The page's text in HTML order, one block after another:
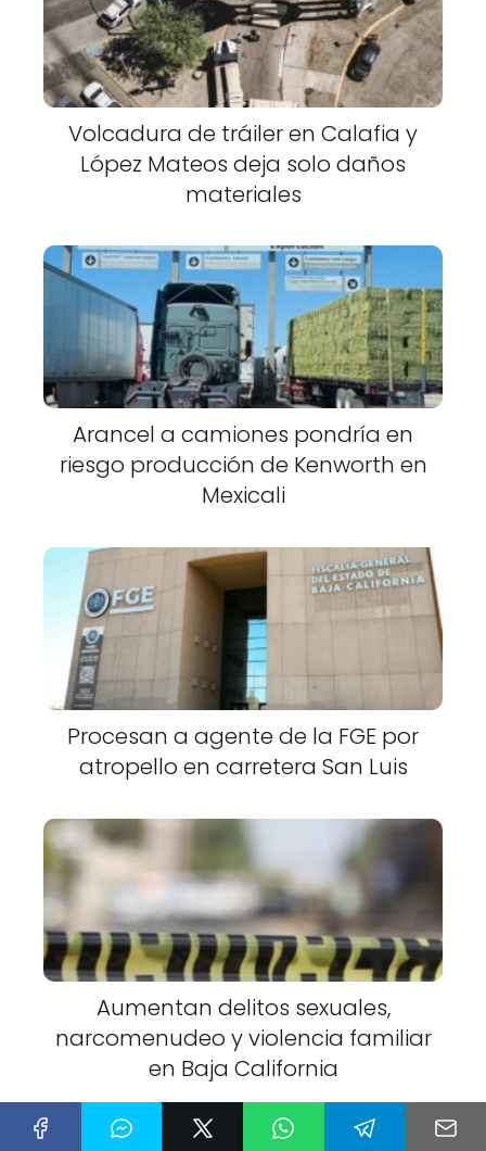
Volcadura de tráiler en Calafia y
López Mateos deja solo daños
materiales
Arancel a camiones pondría en
riesgo producción de Kenworth en
Mexicali
Procesan a agente de la FGE por
atropello en carretera San Luis
Aumentan delitos sexuales,
narcomenudeo y violencia familiar
en Baja California